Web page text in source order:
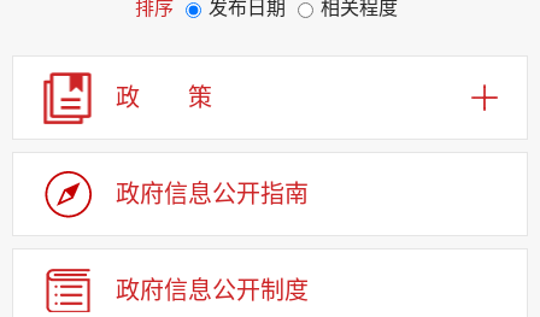
排序
发布日期 相关程度
政 策
政府信息公开指南
政府信息公开制度